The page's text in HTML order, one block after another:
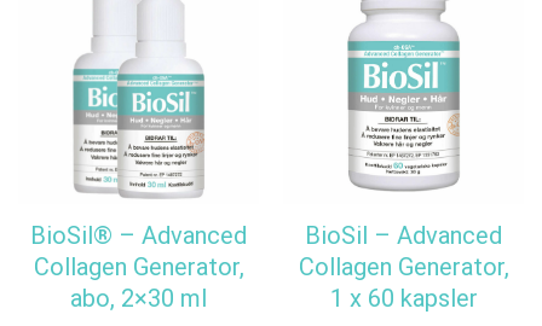
BioSil® – Advanced
Collagen Generator,
abo, 2×30 ml
BioSil – Advanced
Collagen Generator,
1 x 60 kapsler